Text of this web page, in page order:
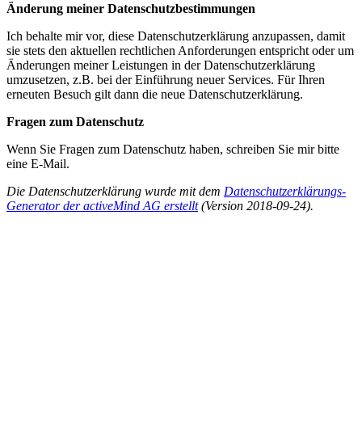
Änderung meiner Datenschutzbestimmungen
Ich behalte mir vor, diese Datenschutzerklärung anzupassen, damit
sie stets den aktuellen rechtlichen Anforderungen entspricht oder um
Änderungen meiner Leistungen in der Datenschutzerklärung
umzusetzen, z.B. bei der Einführung neuer Services. Für Ihren
erneuten Besuch gilt dann die neue Datenschutzerklärung.
Fragen zum Datenschutz
Wenn Sie Fragen zum Datenschutz haben, schreiben Sie mir bitte
eine E-Mail.
Die Datenschutzerklärung wurde mit dem Datenschutzerklärungs-
Generator der activeMind AG erstellt(Version 2018-09-24).